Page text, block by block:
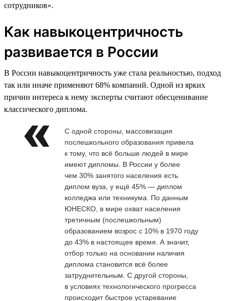
сотрудников».
Как навыкоцентричность
развивается в России
В России навыкоцентричность уже стала реальностью, подход
так или иначе применяют 68% компаний. Одной из ярких
причин интереса к нему эксперты считают обесценивание
классического диплома.
С одной стороны, массовизация
послешкольного образования привела
к тому, что всё больше людей в мире
имеют дипломы. В России у более
чем 30% занятого населения есть
диплом вуза, у ещё 45% — диплом
колледжа или техникума. По данным
ЮНЕСКО, в мире охват населения
третичным (послешкольным)
образованием возрос с 10% в 1970 году
до 43% в настоящее время. А значит,
отбор только на основании наличия
диплома становится всё более
затруднительным. С другой стороны,
в условиях технологического прогресса
происходит быстрое устаревание